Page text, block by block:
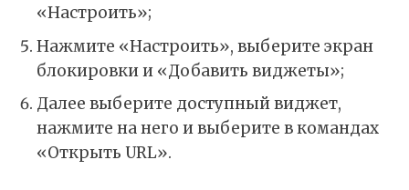
«Настроить»;
Нажмите «Настроить», выберите экран
блокировки и «Добавить виджеты»;
Далее выберите доступный виджет,
нажмите на него и выберите в командах
«Открыть URL».